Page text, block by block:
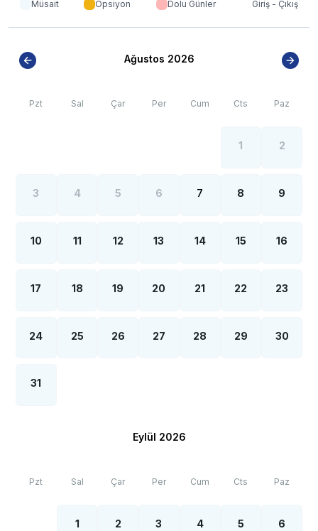
artışı sebebiyle; bölge genelinde nadiren de
Müsait Opsiyon Dolu Günler Giriş - Çıkış
Ağustos 2026
Pzt Sal Çar Per Cum Cts Paz
1 2
3 4 5 6 7 8 9
10 11 12 13 14 15 16
17 18 19 20 21 22 23
24 25 26 27 28 29 30
31
Eylül 2026
Pzt Sal Çar Per Cum Cts Paz
1 2 3 4 5 6